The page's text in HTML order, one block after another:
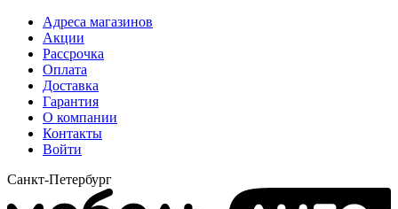
Адреса магазинов
Акции
Рассрочка
Оплата
Доставка
Гарантия
О компании
Контакты
Войти
Санкт-Петербург